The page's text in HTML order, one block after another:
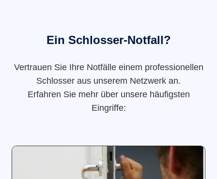
Ein Schlosser-Notfall?
Vertrauen Sie Ihre Notfälle einem professionellen
Schlosser aus unserem Netzwerk an.
Erfahren Sie mehr über unsere häufigsten
Eingriffe: